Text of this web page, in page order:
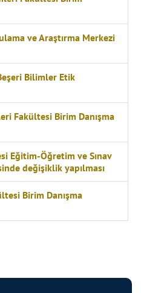
ve Araştırma Merkezi
Bilimler Etik
Fakültesi Birim Danışma
Eğitim-Öğretim ve Sınav
değişiklik yapılması
Birim Danışma